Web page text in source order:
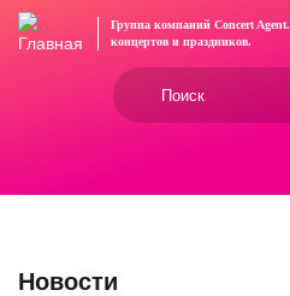
Перейти
Группа компаний Concert Agent.
концертови праздников.
Новости